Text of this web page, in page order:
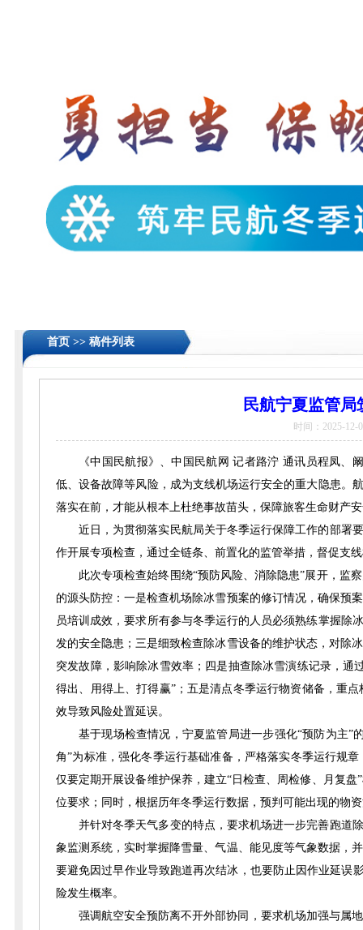
首页 >> 稿件列表
民航宁夏监管
时间：2025-12-
《中国民航报》、中国民航网 记者路泞 通讯员程凤
低、设备故障等风险，成为支线机场运行安全的重大隐患。
落实在前，才能从根本上杜绝事故苗头，保障旅客生命财产
近日，为贯彻落实民航局关于冬季运行保障工作的部署
作开展专项检查，通过全链条、前置化的监管举措，督促支
此次专项检查始终围绕“预防风险、消除隐患”展开，监
的源头防控：一是检查机场除冰雪预案的修订情况，确保预
员培训成效，要求所有参与冬季运行的人员必须熟练掌握除
发的安全隐患；三是细致检查除冰雪设备的维护状态，对除
突发故障，影响除冰雪效率；四是抽查除冰雪演练记录，
得出、用得上、打得赢”；五是清点冬季运行物资储备，重
效导致风险处置延误。
基于现场检查情况，宁夏监管局进一步强化“预防为主”
角”为标准，强化冬季运行基础准备，严格落实冬季运行规
仅要定期开展设备维护保养，建立“日检查、周检修、月复
位要求；同时，根据历年冬季运行数据，预判可能出现的物
并针对冬季天气多变的特点，要求机场进一步完善跑道
象监测系统，实时掌握降雪量、气温、能见度等气象数据，
要避免因过早作业导致跑道再次结冰，也要防止因作业延误
险发生概率。
强调航空安全预防离不开外部协同，要求机场加强与属